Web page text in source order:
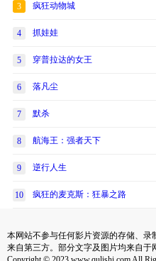
3 疯狂动物城
4 抓娃娃
5 穿普拉达的女王
6 落凡尘
7 默杀
8 航海王：强者天下
9 逆行人生
10 疯狂的麦克斯：狂暴之路
本网站不参与任何影片资源的存储、
来自第三方。部分文字及图片均来自于